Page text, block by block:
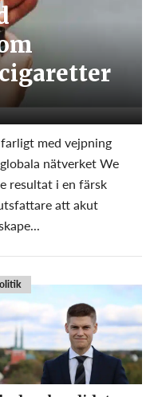
med vejpning
nätverket We
resultat i en färsk
att akut